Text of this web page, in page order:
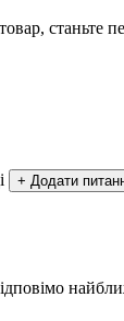
станьте
+ Додати